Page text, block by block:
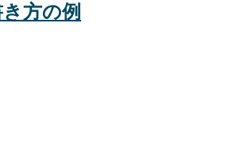
方の例